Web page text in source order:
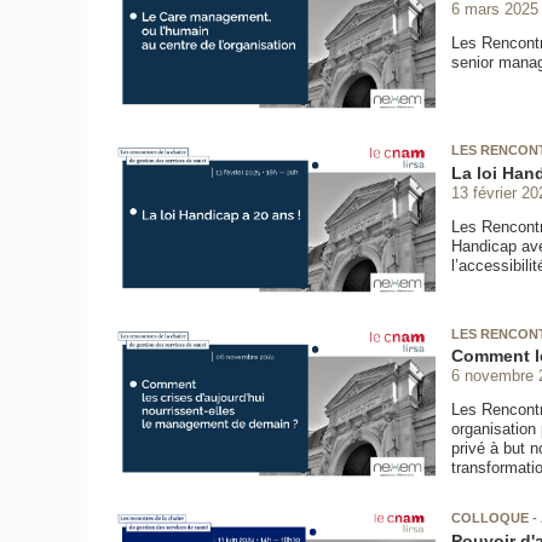
6 mars 2025
Les
senior
LES
La loi
13 février
Les
Handicap
LES
Comment
6 novembre
Les
organisation
privé à but
COLLOQUE -